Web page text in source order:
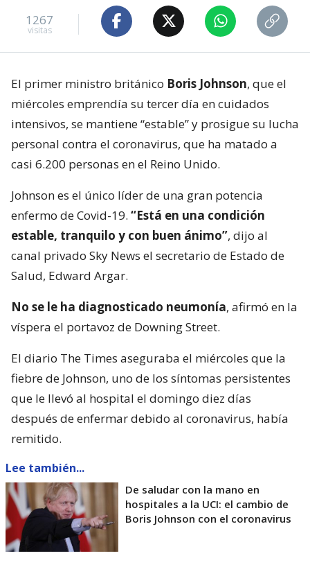
1267
visitas
El primer ministro británico Boris Johnson, que el
miércoles emprendía su tercer día en cuidados
intensivos, se mantiene “estable” y prosigue su lucha
personal contra el coronavirus, que ha matado a
casi 6.200 personas en el Reino Unido.
Johnson es el único líder de una gran potencia
enfermo de Covid-19. “Está en una condición
estable, tranquilo y con buen ánimo”, dijo al
canal privado Sky News el secretario de Estado de
Salud, Edward Argar.
No se le ha diagnosticado neumonía, afirmó en la
víspera el portavoz de Downing Street.
El diario The Times aseguraba el miércoles que la
fiebre de Johnson, uno de los síntomas persistentes
que le llevó al hospital el domingo diez días
después de enfermar debido al coronavirus, había
remitido.
Lee también...
De saludar con la mano en
hospitales a la UCI: el cambio de
Boris Johnson con el coronavirus